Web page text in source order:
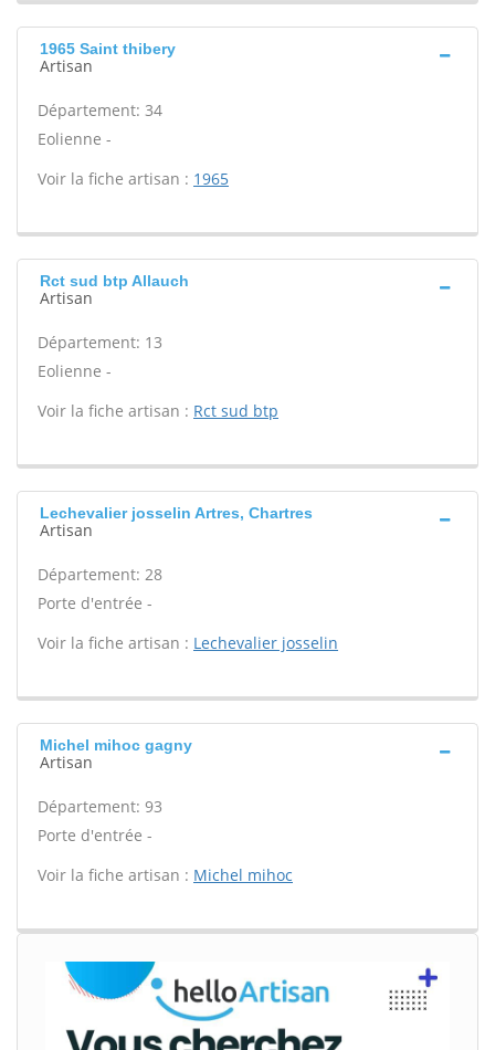
1965 Saint thibery
Artisan
Département: 34
Eolienne -
Voir la fiche artisan : 1965
Rct sud btp Allauch
Artisan
Département: 13
Eolienne -
Voir la fiche artisan : Rct sud btp
Lechevalier josselin Artres, Chartres
Artisan
Département: 28
Porte d'entrée -
Voir la fiche artisan : Lechevalier josselin
Michel mihoc gagny
Artisan
Département: 93
Porte d'entrée -
Voir la fiche artisan : Michel mihoc